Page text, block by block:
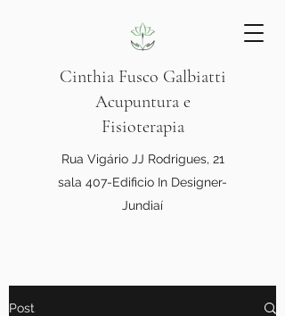
Cinthia Fusco Galbiatti
Acupuntura e
Fisioterapia
Rua Vigário JJ Rodrigues, 21
sala 407-Edificio In Designer-
Jundiaí
Post